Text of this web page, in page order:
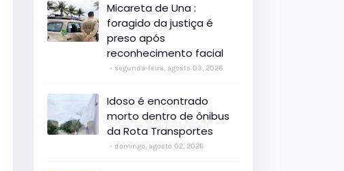
Micareta de Una :
foragido da justiça é
preso após
reconhecimento facial
segunda-feira, agosto 03, 2026
Idoso é encontrado
morto dentro de ônibus
da Rota Transportes
domingo, agosto 02, 2026